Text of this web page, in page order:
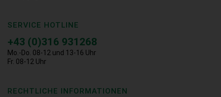
SERVICE HOTLINE
+43 (0)316 931268
Mo.-Do. 08-12 und 13-16 Uhr
Fr. 08-12 Uhr
RECHTLICHE INFORMATIONEN